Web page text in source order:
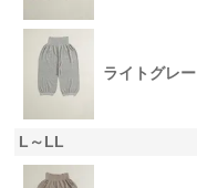
ライトグレー
L～LL